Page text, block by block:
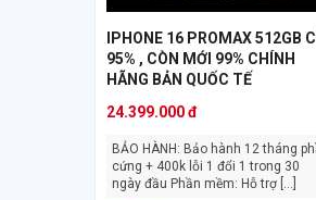
IPHONE 16 PROMAX 512GB
95% , CÒN MỚI 99% CHÍNH
HÃNG BẢN QUỐC TẾ
24.399.000 đ
BẢO HÀNH: Bảo hành 12 tháng phần
cứng + 400k lỗi 1 đổi 1 trong 30
ngày đầu Phần mềm: Hỗ trợ [...]